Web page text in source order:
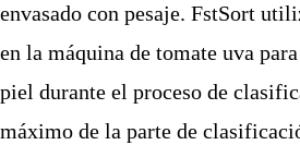
envasado con pesaje. FstSort
en la máquina de tomate uva
piel durante el proceso de
máximo de la parte de